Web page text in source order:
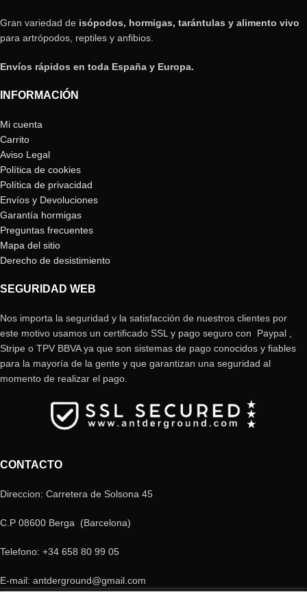
Gran variedad de isópodos, hormigas, tarántulas y alimento vivo
para artrópodos, reptiles y anfibios.
Envíos rápidos en toda España y Europa.
INFORMACIÓN
Mi cuenta
Carrito
Aviso Legal
Política de cookies
Política de privacidad
Envíos y Devoluciones
Garantía hormigas
Preguntas frecuentes
Mapa del sitio
Derecho de desistimiento
SEGURIDAD WEB
Nos importa la seguridad y la satisfacción de nuestros clientes por
este motivo usamos un certificado SSL y pago seguro con Paypal ,
Stripe o TPV BBVA ya que son sistemas de pago conocidos y fiables
para la mayoría de la gente y que garantizan una seguridad al
momento de realizar el pago.
CONTACTO
Direccion: Carretera de Solsona 45
C.P 08600 Berga (Barcelona)
Telefono: +34 658 80 99 05
E-mail: antderground@gmail.com